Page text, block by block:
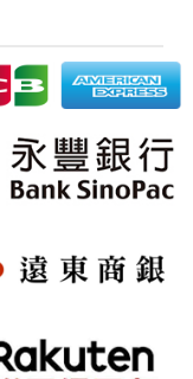
您在網站上的行為
查詢其他使用者的
單位調查並提供所
的帳號、密碼或個
人。並在您使用完
務必記得登出帳戶